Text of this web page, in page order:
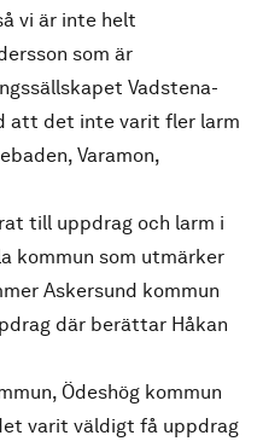
vi är inte helt
som är
Vadstena-
att det inte varit fler larm
Varamon,
till uppdrag och larm i
kommun som utmärker
Askersund kommun
där berättar Håkan
Ödeshög kommun
varit väldigt få uppdrag